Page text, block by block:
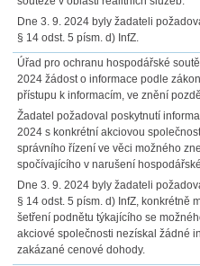
Dne 3. 9. 2024 byly žadateli
§ 14 odst. 5 písm. d) InfZ.
Úřad pro ochranu hospodářské
2024 žádost o informace podle
přístupu k informacím, ve znění
Žadatel požadoval poskytnutí
2024 s konkrétní akciovou
správního řízení ve věci možného
spočívajícího v narušení
Dne 3. 9. 2024 byly žadateli
§ 14 odst. 5 písm. d) InfZ, konkrétně
šetření podnětu týkajícího se
akciové společnosti nezískal žádné
zakázané cenové dohody.